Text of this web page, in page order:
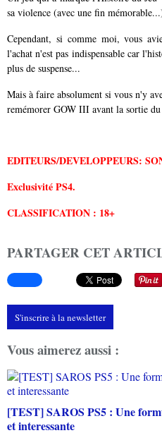
sa violence (avec une fin
Cependant, si comme moi, vous
l'achat n'est pas indispensable car
plus de suspense...
Mais à faire absolument si vous n'y
remémorer GOW III avant la sortie
EDITEURS/DEVELOPPEURS:
Exclusivité PS4.
CLASSIFICATION : 18+
PARTAGER CET
S'inscrire à la newsletter
Vous aimerez aussi :
[TEST] SAROS PS5 : Une
et interessante